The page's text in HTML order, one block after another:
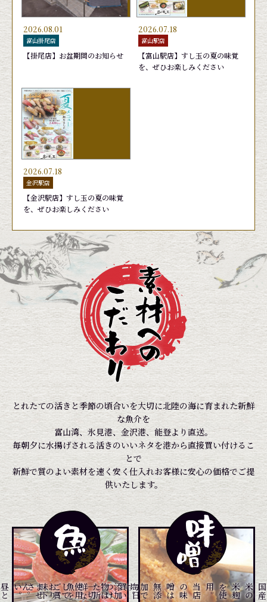
おま
おす
440円
天然
1,760円
お勧
2,090
2026.08.01
富山掛尾店
【掛尾店】お盆期間のお知らせ
2026.07.18
富山駅店
【富山駅店】すし玉の夏の味覚
を、ぜひお楽しみください
2026.07.18
金沢駅店
【金沢駅店】すし玉の夏の味覚
を、ぜひお楽しみください
とれたての活きと季節の頃合いを大切に北陸の海に育まれた新鮮
な魚介を
富山湾、氷見港、金沢港、能登より直送。
毎朝夕に水揚げされる活きのいいネタを港から直接買い付けるこ
とで
新鮮で質のよい素材を速く安く仕入れお客様に安心の価格でご提
供いたします。
石
川
県
、
富
山
県
の
港
や
市
場
よ
り
毎
日
買
い
つ
け
た
新
鮮
な
魚
を
ご
賞
味
下
さい
。
す 。
当
店
の
味
噌
は
無
添
加
で
す
。
添
加
物
は
一
切
使
用
し
て
お
り
ま
せ
ん
。